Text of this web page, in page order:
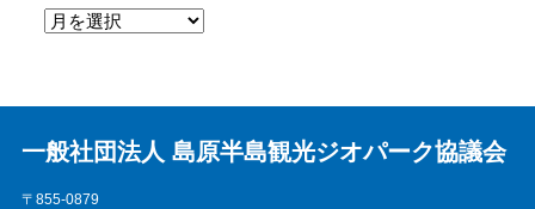
一般社団法人 島原半島観光ジオパーク協議会
〒855-0879